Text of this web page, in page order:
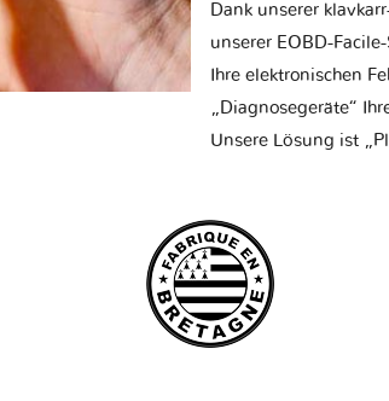
Dank unserer
unserer EOBD-
Ihre elektronischen
„Diagnosegeräte“
Unsere Lösung ist